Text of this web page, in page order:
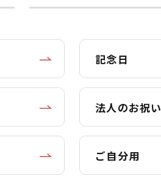
記念日
法人のお祝い
ご自分用